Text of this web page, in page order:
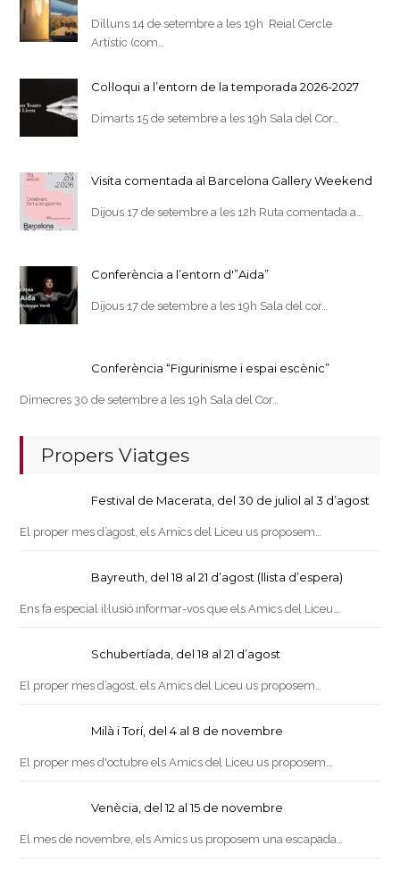
Dilluns 14 de setembre a les 19h Reial Cercle
Artístic (com…
Col·loqui a l’entorn de la temporada 2026-2027
Dimarts 15 de setembre a les 19h Sala del Cor…
Visita comentada al Barcelona Gallery Weekend
Dijous 17 de setembre a les 12h Ruta comentada a…
Conferència a l’entorn d'”Aida”
Dijous 17 de setembre a les 19h Sala del cor…
Conferència “Figurinisme i espai escènic”
Dimecres 30 de setembre a les 19h Sala del Cor…
Propers Viatges
Festival de Macerata, del 30 de juliol al 3 d’agost
El proper mes d’agost, els Amics del Liceu us proposem…
Bayreuth, del 18 al 21 d’agost (llista d’espera)
Ens fa especial il·lusió informar-vos que els Amics del Liceu…
Schubertíada, del 18 al 21 d’agost
El proper mes d’agost, els Amics del Liceu us proposem…
Milà i Torí, del 4 al 8 de novembre
El proper mes d'octubre els Amics del Liceu us proposem…
Venècia, del 12 al 15 de novembre
El mes de novembre, els Amics us proposem una escapada…